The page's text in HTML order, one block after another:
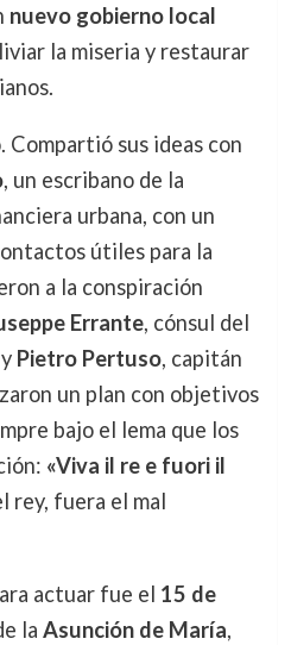
nuevo gobierno local
la miseria y restaurar
Compartió sus ideas con
, un escribano de la
urbana, con un
útiles para la
a la conspiración
Errante, cónsul del
Pietro Pertuso, capitán
un plan con objetivos
bajo el lema que los
«Viva il re e fuori il
rey, fuera el mal
actuar fue el 15 de
la Asunción de María,